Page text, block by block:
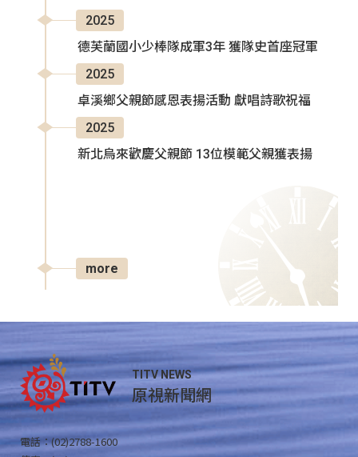
2025
德芙蘭國小少棒隊成軍3年 獲隊史首座冠軍
2025
卓溪鄉父親節感恩表揚活動 獻唱詩歌祝福
2025
新北烏來歡慶父親節 13位模範父親獲表揚
more
TITV NEWS
原視新聞網
電話：(02)2788-1600